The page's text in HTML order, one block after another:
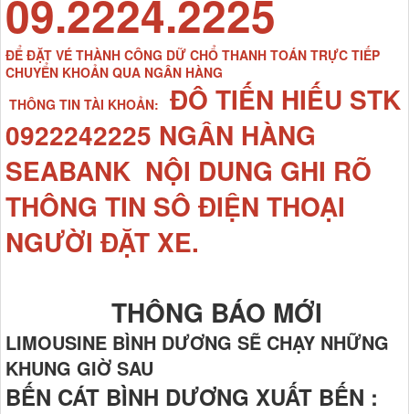
09.2224.2225
ĐỂ ĐẶT VÉ THÀNH CÔNG DỮ CHỔ THANH TOÁN TRỰC TIẾP
CHUYỂN KHOẢN QUA NGÂN HÀNG
THÔNG TIN TÀI KHOẢN:
ĐÔ TIẾN HIẾU STK
0922242225 NGÂN HÀNG
SEABANK NỘI DUNG GHI RÕ
THÔNG TIN SÔ ĐIỆN THOẠI
NGƯỜI ĐẶT XE.
THÔNG BÁO MỚI
LIMOUSINE BÌNH DƯƠNG SẼ CHẠY NHỮNG
KHUNG GIỜ SAU
BẾN CÁT BÌNH DƯƠNG XUẤT BẾN :